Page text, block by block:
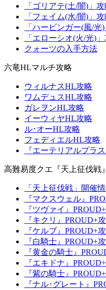
「ゴリアテ(土/闇)」攻
「フェイム(水/闇)」攻
「ハービンガー(風/光
「エローシオ(火/光)
クォーツの入手方法
六竜HLマルチ攻略
ウィルナスHL攻略
ワムデュスHL攻略
ガレヲンHL攻略
イーウィヤHL攻略
ル･オーHL攻略
フェディエルHL攻略
『エーテリアルプラ
高難易度クエ『天上征伐戦』
「天上征伐戦」開催
『マクスウェル』
『ツヴァイ』
『キクリ』PROUD+
『ケルブ』PROUD+
『白騎士』PROUD+
『黄金の騎士』
『エキドナ』
『紫の騎士』PROUD+
『ナル･グレート』